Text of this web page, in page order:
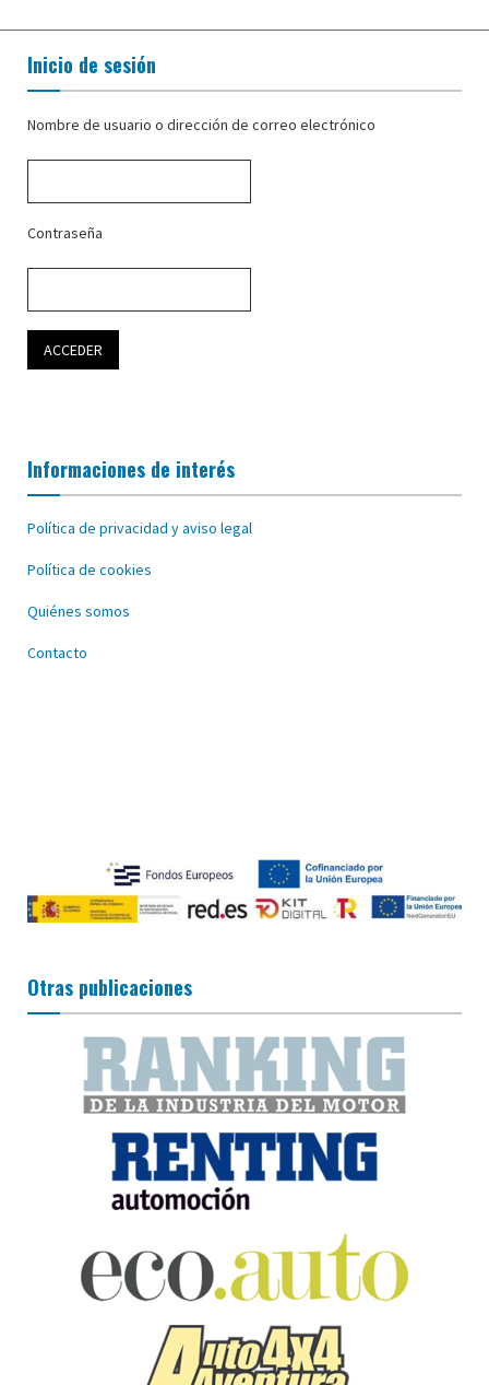
Inicio de sesión
Nombre de usuario o dirección de correo electrónico
Contraseña
Informaciones de interés
Política de privacidad y aviso legal
Política de cookies
Quiénes somos
Contacto
Otras publicaciones